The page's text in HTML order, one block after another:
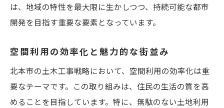
は、地域の特性を最大限に生かしつつ、持続可能な都市
開発を目指す重要な要素となっています。
空間利用の効率化と魅力的な街並み
北本市の土木工事戦略において、空間利用の効率化は重
要なテーマです。この取り組みは、住民の生活の質を高
めることを目指しています。特に、無駄のない土地利用